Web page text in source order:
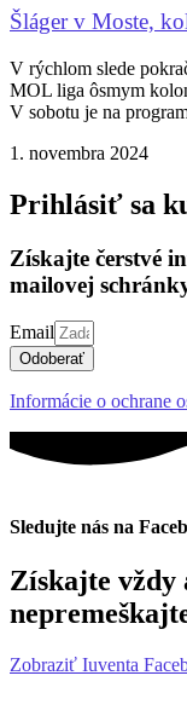
Šláger v Moste,
V rýchlom slede
MOL liga ôsmym
V sobotu je na
1. novembra 2024
Prihlásiť sa
Získajte čerstvé
mailovej
Email
Odoberať
Informácie o ochrane
Sledujte nás na
Získajte vždy
Zobraziť Iuventa